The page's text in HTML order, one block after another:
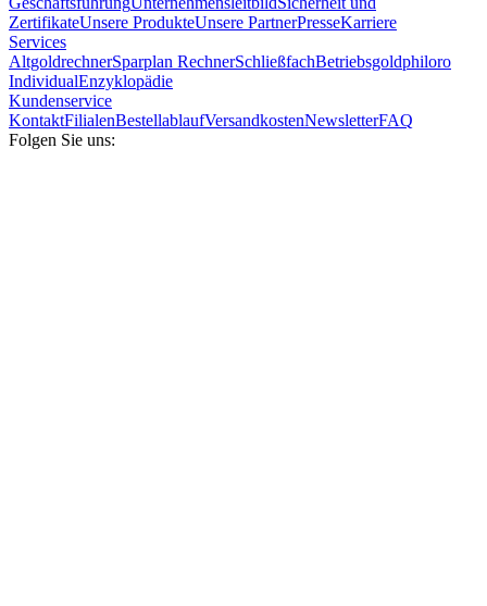
ZertifikateUnsere ProdukteUnsere PartnerPresseKarriere
Services
AltgoldrechnerSparplan RechnerSchließfachBetriebsgoldphiloro
IndividualEnzyklopädie
Kundenservice
KontaktFilialenBestellablaufVersandkostenNewsletterFAQ
Folgen Sie uns: